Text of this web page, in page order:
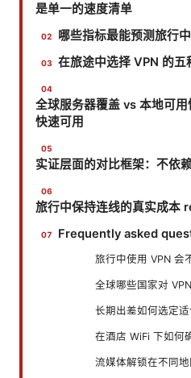
是单一的速度清单
哪些指标最能预测旅行
在旅途中选择 VPN 的五
全球服务器覆盖 vs 本地可
快速可用
实证层面的对比框架：不依
旅行中保持连线的真实成本
Frequently asked
旅行中使用 VPN 会
全球哪些国家对
长期出差如何选定适
在酒店 WiFi 下如何
流媒体解锁在不同地